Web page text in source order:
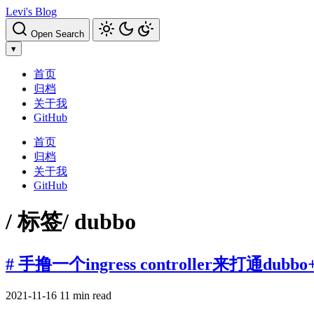
Levi's Blog
Open Search
▾
首页
归档
关于我
GitHub
首页
归档
关于我
GitHub
/ 标签/ dubbo
# 手撸一个ingress controller来打通
2021-11-16 11 min read